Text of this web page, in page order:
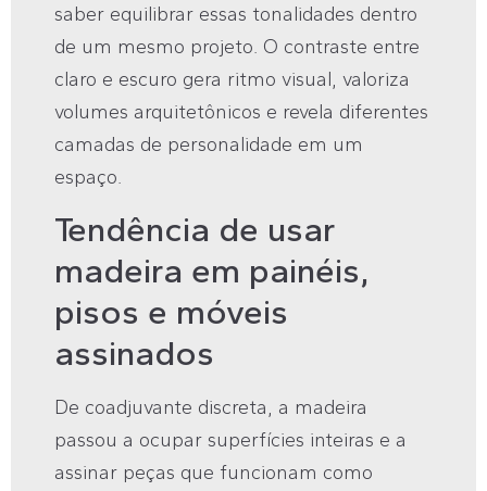
saber equilibrar essas tonalidades dentro
de um mesmo projeto. O contraste entre
claro e escuro gera ritmo visual, valoriza
volumes arquitetônicos e revela diferentes
camadas de personalidade em um
espaço.
Tendência de usar
madeira em painéis,
pisos e móveis
assinados
De coadjuvante discreta, a madeira
passou a ocupar superfícies inteiras e a
assinar peças que funcionam como